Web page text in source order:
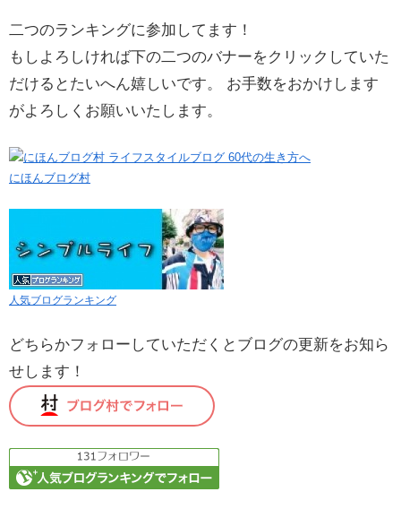
二つのランキングに参加してます！
もしよろしければ下の二つのバナーをクリックしていた
だけるとたいへん嬉しいです。 お手数をおかけします
がよろしくお願いいたします。
にほんブログ村
人気ブログランキング
どちらかフォローしていただくとブログの更新をお知ら
せします！